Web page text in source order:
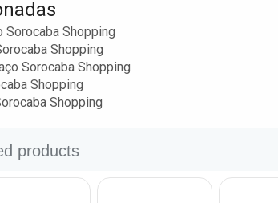
Sorocaba Shopping
Shopping
Sorocaba Shopping
Shopping
Shopping